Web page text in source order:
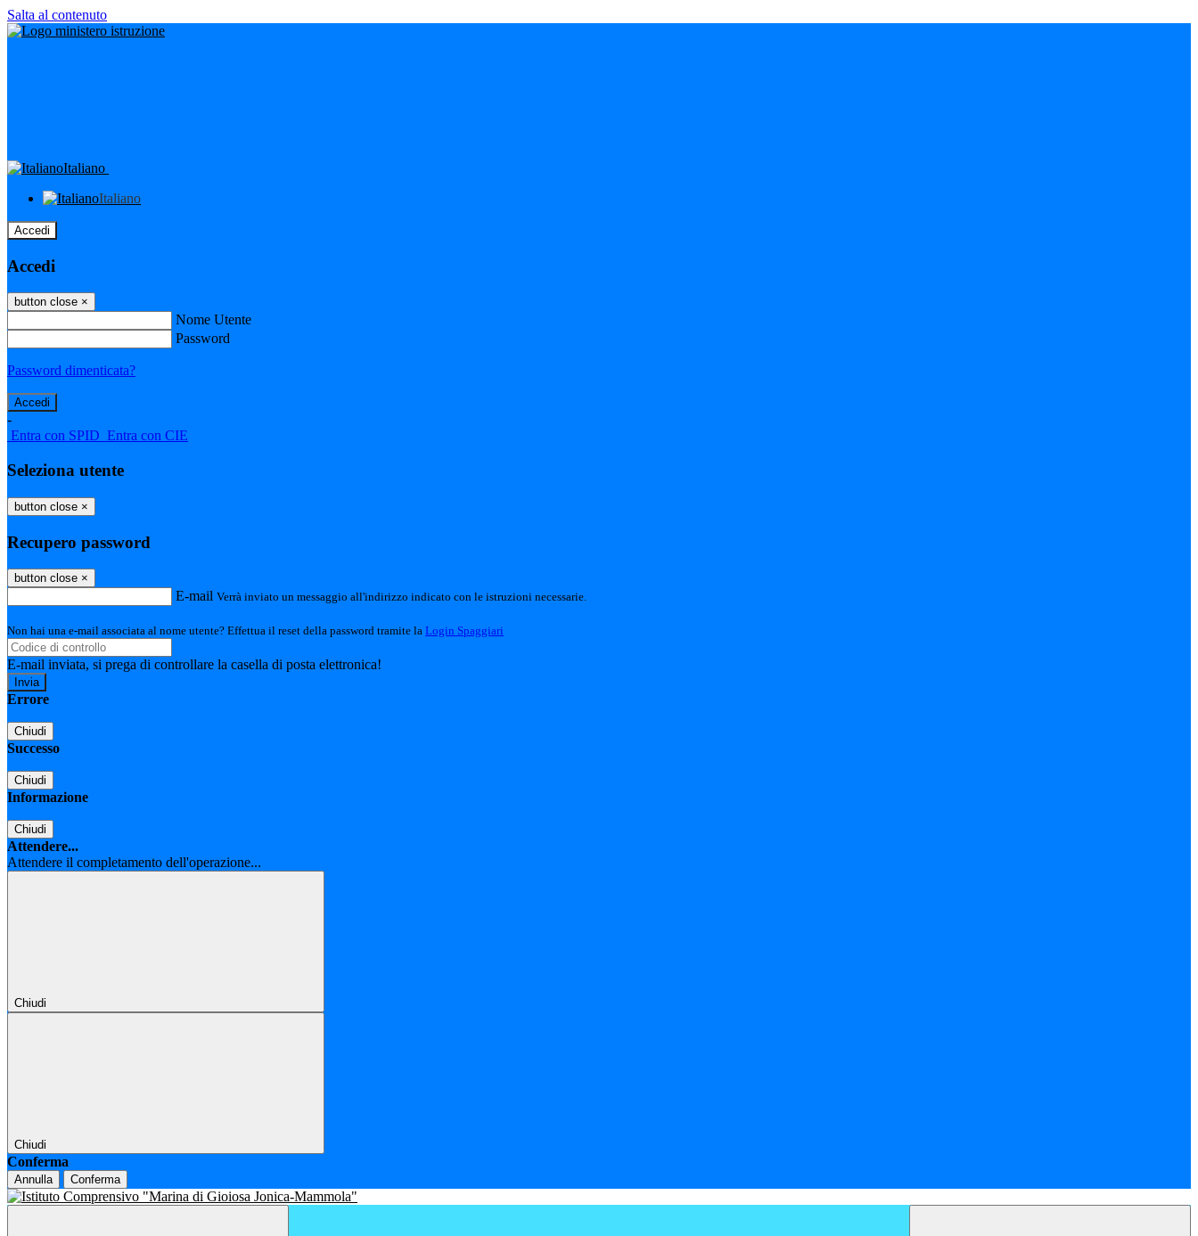
Salta al contenuto
Italiano
Italiano
Accedi
Accedi
button close ×
Nome Utente
Password
Password dimenticata?
-
Entra con SPID Entra con CIE
Seleziona utente
button close ×
Recupero password
button close ×
E-mail Verrà inviato un messaggio all'indirizzo indicato con le istruzioni necessarie.
Non hai una e-mail associata al nome utente? Effettua il reset della password tramite la Login Spaggiari
E-mail inviata, si prega di controllare la casella di posta elettronica!
Errore
Chiudi
Successo
Chiudi
Informazione
Chiudi
Attendere...
Attendere il completamento dell'operazione...
Chiudi
Chiudi
Conferma
Annulla Conferma